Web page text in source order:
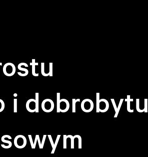
i dobrobytu